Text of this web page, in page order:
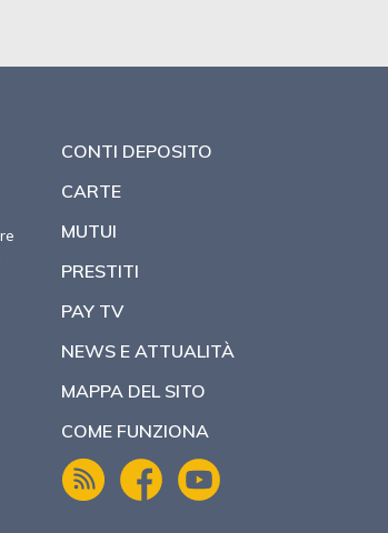
CONTI DEPOSITO
CARTE
MUTUI
PRESTITI
PAY TV
NEWS E ATTUALITÀ
MAPPA DEL SITO
COME FUNZIONA